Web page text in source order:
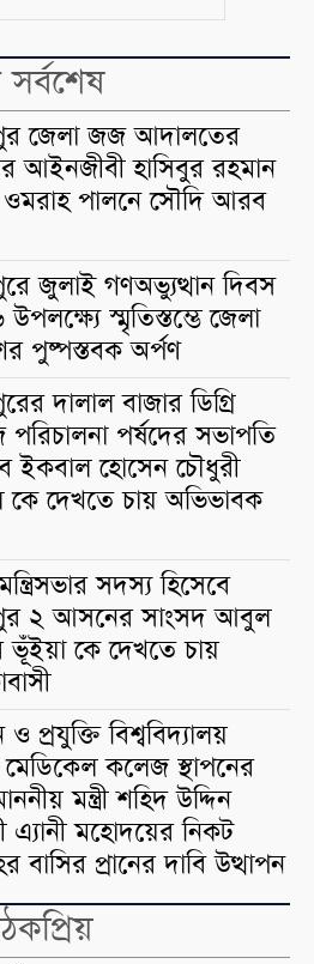
জেলা জজ আদালতের
আইনজীবী হাসিবুর রহমান
ওমরাহ পালনে সৌদি আরব
জুলাই গণঅভ্যুত্থান দিবস
স্মৃতিস্তম্ভে জেলা
পুষ্পস্তবক অর্পণ
দালাল বাজার ডিগ্রি
পর্ষদের সভাপতি
ইকবাল হোসেন চৌধুরী
দেখতে চায় অভিভাবক
সদস্য হিসেবে
২ আসনের সাংসদ আবুল
ভূঁইয়া কে দেখতে চায়
ও প্রযুক্তি বিশ্ববিদ্যালয়
কলেজ স্থাপনের
মন্ত্রী শহিদ উদ্দিন
এ্যানী মহোদয়ের নিকট
বাসির প্রানের দাবি উত্থাপন